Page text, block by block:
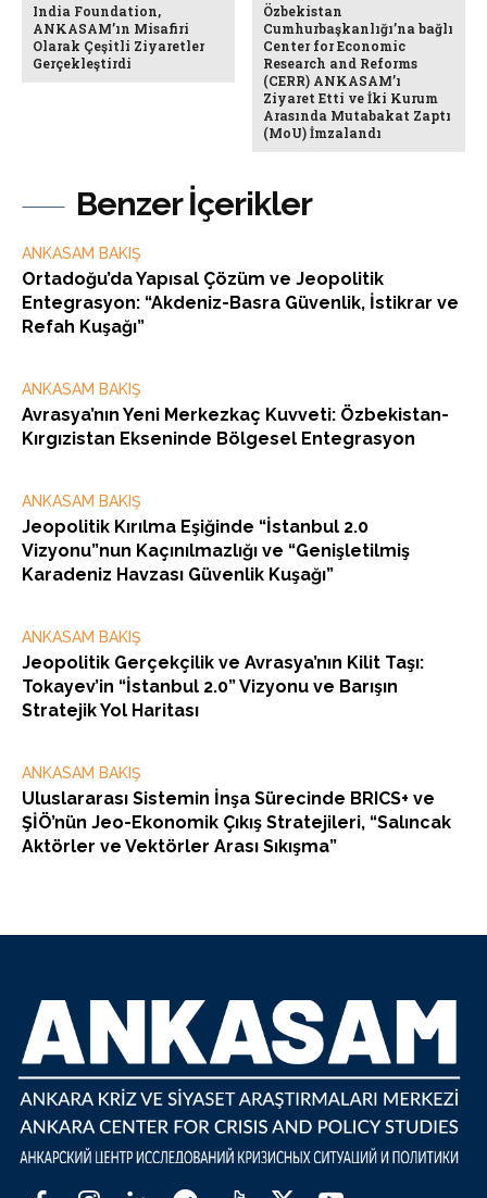
Benzer İçerikler
ANKASAM BAKIŞ
Ortadoğu’da Yapısal Çözüm ve Jeopolitik
Entegrasyon: “Akdeniz-Basra Güvenlik, İstikrar ve
Refah Kuşağı”
ANKASAM BAKIŞ
Avrasya’nın Yeni Merkezkaç Kuvveti: Özbekistan-
Kırgızistan Ekseninde Bölgesel Entegrasyon
ANKASAM BAKIŞ
Jeopolitik Kırılma Eşiğinde “İstanbul 2.0
Vizyonu”nun Kaçınılmazlığı ve “Genişletilmiş
Karadeniz Havzası Güvenlik Kuşağı”
ANKASAM BAKIŞ
Jeopolitik Gerçekçilik ve Avrasya’nın Kilit Taşı:
Tokayev’in “İstanbul 2.0” Vizyonu ve Barışın
Stratejik Yol Haritası
ANKASAM BAKIŞ
Uluslararası Sistemin İnşa Sürecinde BRICS+ ve
ŞİÖ’nün Jeo-Ekonomik Çıkış Stratejileri, “Salıncak
Aktörler ve Vektörler Arası Sıkışma”
India Foundation,
ANKASAM’ın Misafiri
Olarak Çeşitli Ziyaretler
Gerçekleştirdi
Özbekistan
Cumhurbaşkanlığı’na bağlı
Center for Economic
Research and Reforms
(CERR) ANKASAM’ı
Ziyaret Etti ve İki Kurum
Arasında Mutabakat Zaptı
(MoU) İmzalandı